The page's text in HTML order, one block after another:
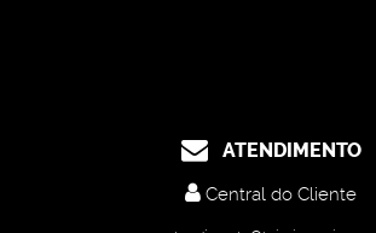
ATENDIMENTO
Central do Cliente